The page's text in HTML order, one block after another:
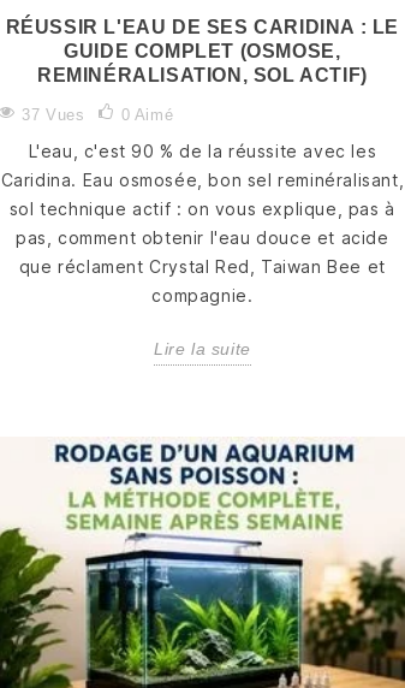
RÉUSSIR L'EAU DE SES CARIDINA : LE
GUIDE COMPLET (OSMOSE,
REMINÉRALISATION, SOL ACTIF)
37 Vues 0 Aimé
L'eau, c'est 90 % de la réussite avec les
Caridina. Eau osmosée, bon sel reminéralisant,
sol technique actif : on vous explique, pas à
pas, comment obtenir l'eau douce et acide
que réclament Crystal Red, Taiwan Bee et
compagnie.
Lire la suite